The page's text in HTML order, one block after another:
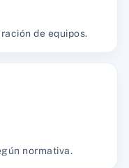
de equipos.
normativa.